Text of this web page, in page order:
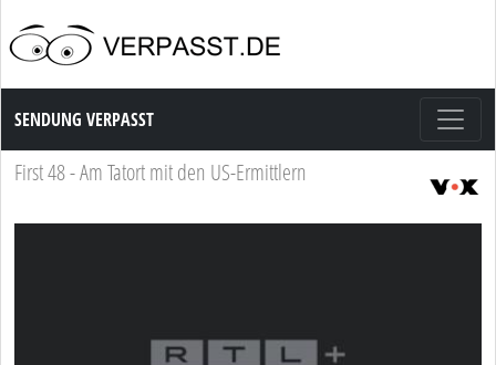
Sendung Verpasst
SENDUNG VERPASST
First 48 - Am Tatort mit den US-Ermittlern